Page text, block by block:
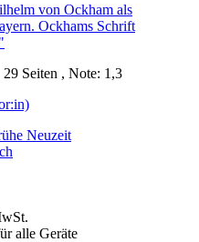
Seiten , Note: 1,3
Neuzeit
alle Geräte